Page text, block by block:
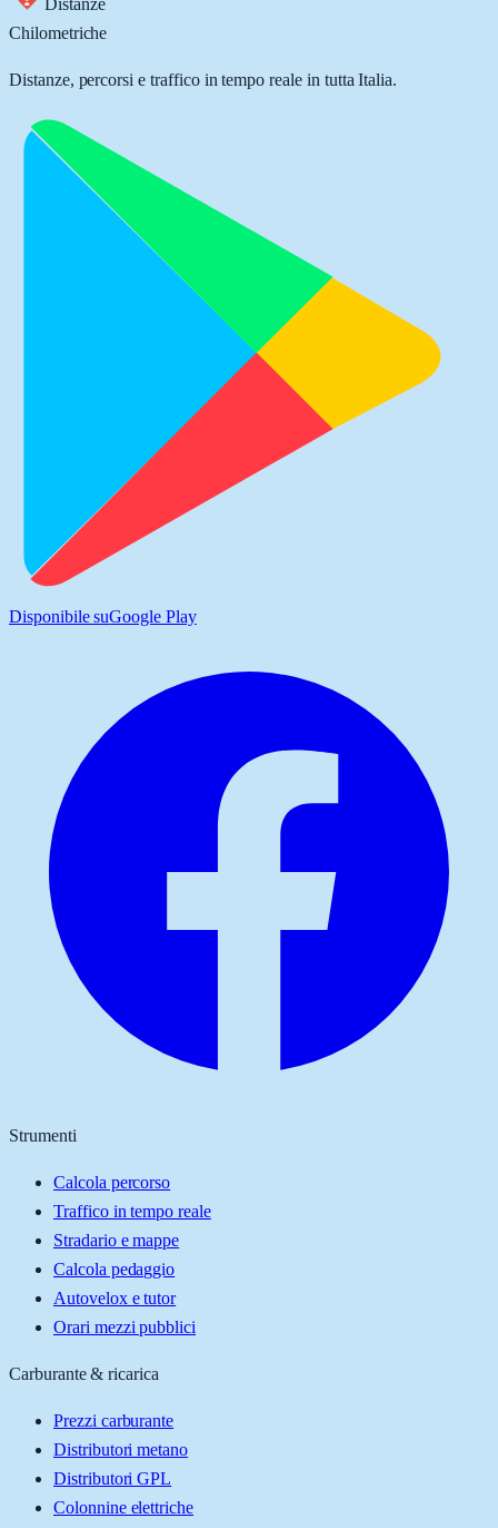
Distanze
Chilometriche
Distanze, percorsi e traffico in tempo reale in tutta Italia.
Disponibile suGoogle Play
Strumenti
Calcola percorso
Traffico in tempo reale
Stradario e mappe
Calcola pedaggio
Autovelox e tutor
Orari mezzi pubblici
Carburante & ricarica
Prezzi carburante
Distributori metano
Distributori GPL
Colonnine elettriche